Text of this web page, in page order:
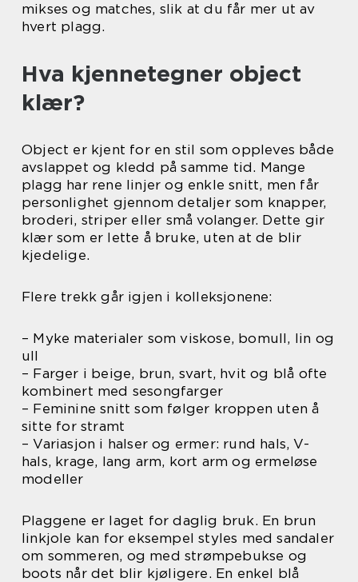
mikses og matches, slik at du får mer ut av
hvert plagg.
Hva kjennetegner object
klær?
Object er kjent for en stil som oppleves både
avslappet og kledd på samme tid. Mange
plagg har rene linjer og enkle snitt, men får
personlighet gjennom detaljer som knapper,
broderi, striper eller små volanger. Dette gir
klær som er lette å bruke, uten at de blir
kjedelige.
Flere trekk går igjen i kolleksjonene:
– Myke materialer som viskose, bomull, lin og
ull
– Farger i beige, brun, svart, hvit og blå ofte
kombinert med sesongfarger
– Feminine snitt som følger kroppen uten å
sitte for stramt
– Variasjon i halser og ermer: rund hals, V-
hals, krage, lang arm, kort arm og ermeløse
modeller
Plaggene er laget for daglig bruk. En brun
linkjole kan for eksempel styles med sandaler
om sommeren, og med strømpebukse og
boots når det blir kjøligere. En enkel blå